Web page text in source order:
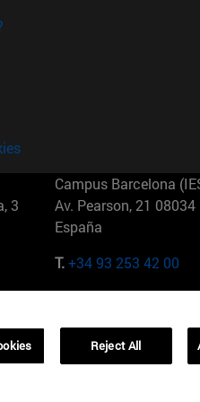
3
Campus Barcelona
Av. Pearson, 21
España
T.+34 93 253 42 00
01321001 Bela Vista
Reject All